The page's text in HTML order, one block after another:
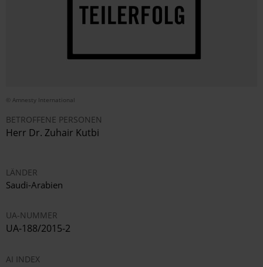
© Amnesty International
BETROFFENE PERSONEN
Herr Dr. Zuhair Kutbi
LÄNDER
Saudi-Arabien
UA-NUMMER
UA-188/2015-2
AI INDEX